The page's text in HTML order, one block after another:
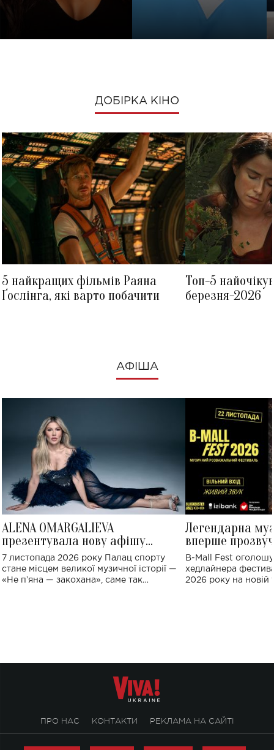
ДОБІРКА КІНО
5 найкращих фільмів Раяна
Ґослінга, які варто побачити
Топ-5
березня-2026
АФІША
ALENA OMARGALIEVA
презентувала нову афішу
великого концерту в Палаці
спорту
7 листопада 2026 року Палац спорту
стане місцем великої музичної історії —
«Не пʼяна — закохана», саме так
Легендарна
вперше
Україні: де
B-Mall Fest
хедлайнера
2026 року на новій
ПРО НАС КОНТАКТИ РЕКЛАМА НА САЙТІ